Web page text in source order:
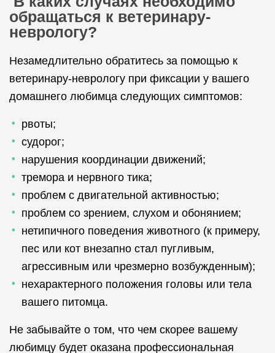
обращаться к ветеринару-
неврологу?
Незамедлительно обратитесь за помощью к
ветеринару-неврологу при фиксации у вашего
домашнего любимца следующих симптомов:
рвоты;
судорог;
нарушения координации движений;
тремора и нервного тика;
проблем с двигательной активностью;
проблем со зрением, слухом и обонянием;
нетипичного поведения животного (к примеру,
пес или кот внезапно стал пугливым,
агрессивным или чрезмерно возбужденным);
нехарактерного положения головы или тела
вашего питомца.
Не забывайте о том, что чем скорее вашему
любимцу будет оказана профессиональная